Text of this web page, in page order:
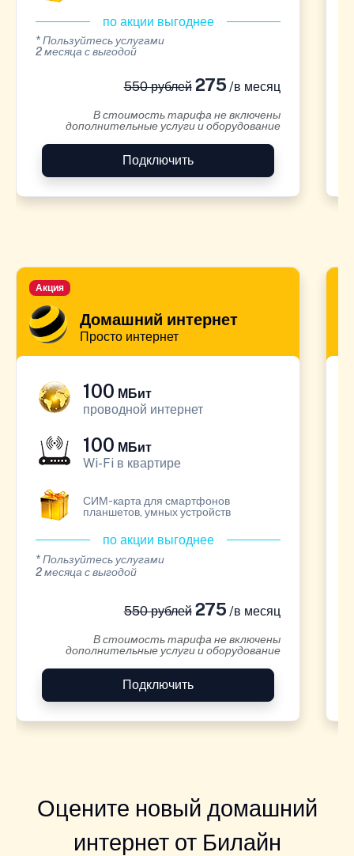
по акции выгоднее
* Пользуйтесь услугами
2 месяца с выгодой
550 рублей275 /в месяц
В стоимость тарифа не включены
дополнительные услуги и оборудование
Подключить
Домашний интернет
Просто интернет
Акция
100 МБит
проводной интернет
100 МБит
Wi-Fi в квартире
СИМ-карта для смартфонов
планшетов, умных устройств
по акции выгоднее
* Пользуйтесь услугами
2 месяца с выгодой
550 рублей275 /в месяц
В стоимость тарифа не включены
дополнительные услуги и оборудование
Подключить
Оцените новый домашний
интернет от Билайн